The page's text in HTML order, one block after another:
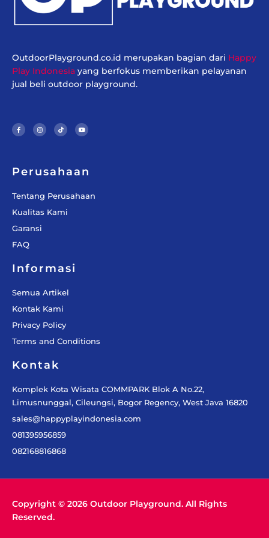
OutdoorPlayground.co.id merupakan bagian dari Happy
Play Indonesia yang berfokus memberikan pelayanan
jual beli outdoor playground.
c
e
b
f
s
t
a
k
t
o
u
t
u
Perusahaan
Tentang Perusahaan
Kualitas Kami
Garansi
FAQ
Informasi
Semua Artikel
Kontak Kami
Privacy Policy
Terms and Conditions
Kontak
Komplek Kota Wisata COMMPARK Blok A No.22,
Limusnunggal, Cileungsi, Bogor Regency, West Java 16820
sales@happyplayindonesia.com
081395956859
082168816868
Copyright © 2026 Outdoor Playground. All Rights
Reserved.